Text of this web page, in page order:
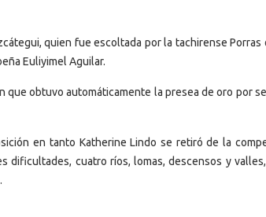
quien fue escoltada por la tachirense
Euliyimel Aguilar.
que obtuvo automáticamente la presea de oro por
en tanto Katherine Lindo se retiró de la
dificultades, cuatro ríos, lomas, descensos y